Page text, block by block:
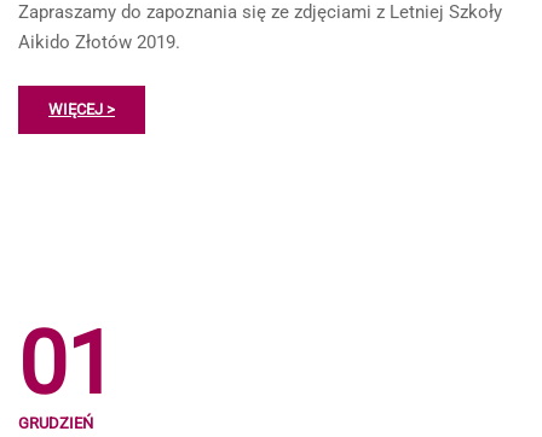
Zapraszamy do zapoznania się ze zdjęciami z Letniej Szkoły
Aikido Złotów 2019.
WIĘCEJ >
01
GRUDZIEŃ